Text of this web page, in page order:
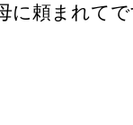
に頼まれて